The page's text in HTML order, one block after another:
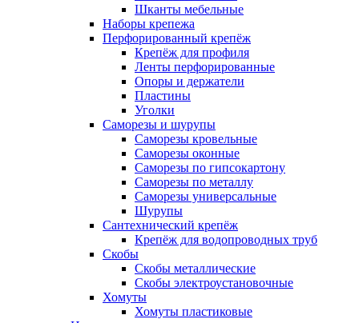
Шканты мебельные
Наборы крепежа
Перфорированный крепёж
Крепёж для профиля
Ленты перфорированные
Опоры и держатели
Пластины
Уголки
Саморезы и шурупы
Саморезы кровельные
Саморезы оконные
Саморезы по гипсокартону
Саморезы по металлу
Саморезы универсальные
Шурупы
Сантехнический крепёж
Крепёж для водопроводных труб
Скобы
Скобы металлические
Скобы электроустановочные
Хомуты
Хомуты пластиковые